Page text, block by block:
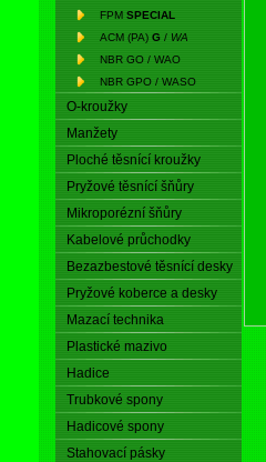
FPM SPECIAL
ACM (PA) G / WA
NBR GO / WAO
NBR GPO / WASO
O-kroužky
Manžety
Ploché těsnící kroužky
Pryžové těsnící šňůry
Mikroporézní šňůry
Kabelové průchodky
Bezazbestové těsnící desky
Pryžové koberce a desky
Mazací technika
Plastické mazivo
Hadice
Trubkové spony
Hadicové spony
Stahovací pásky